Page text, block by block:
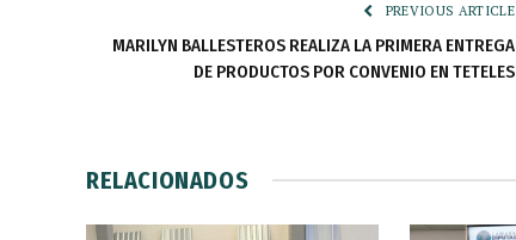
PREVIOUS ARTICLE
MARILYN BALLESTEROS REALIZA LA PRIMERA ENTREGA
DE PRODUCTOS POR CONVENIO EN TETELES
RELACIONADOS